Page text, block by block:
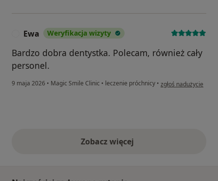
Ewa Weryfikacja wizyty
Bardzo dobra dentystka. Polecam, również cały
personel.
9 maja 2026 • Magic Smile Clinic • leczenie próchnicy • w opinii użytkownika
zgłoś nadużycie
Zobacz więcejopinie powyżej